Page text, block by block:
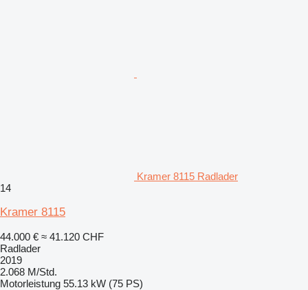
Kramer 8115 Radlader
14
Kramer 8115
44.000 € ≈ 41.120 CHF
Radlader
2019
2.068 M/Std.
Motorleistung 55.13 kW (75 PS)